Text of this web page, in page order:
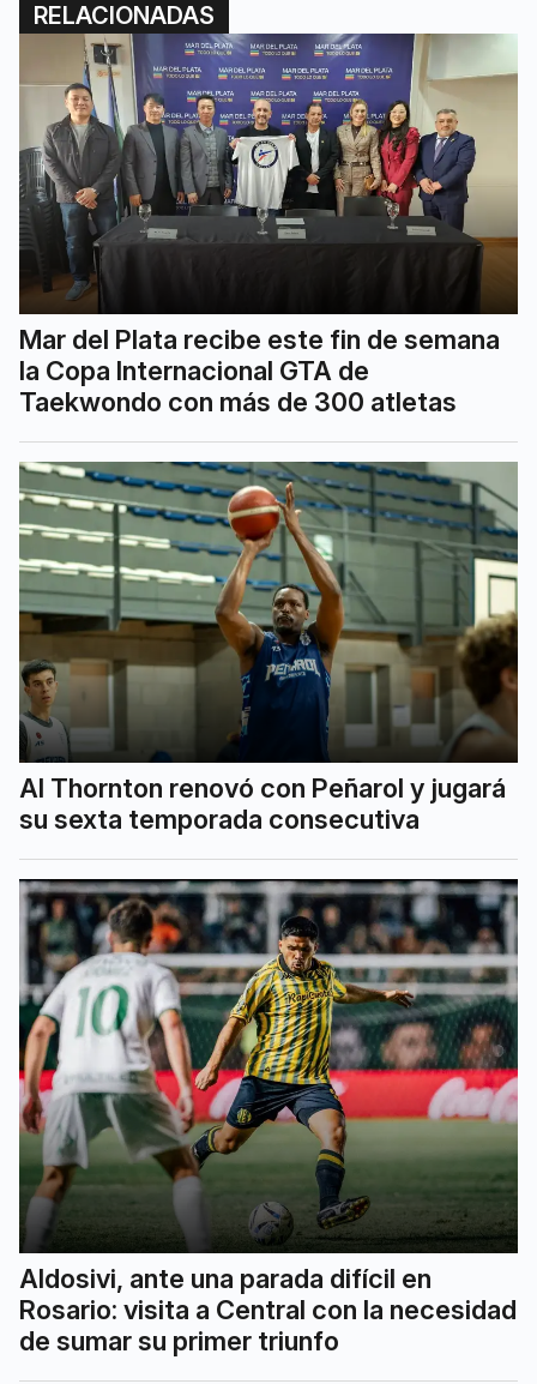
RELACIONADAS
Mar del Plata recibe este fin de semana
la Copa Internacional GTA de
Taekwondo con más de 300 atletas
Al Thornton renovó con Peñarol y jugará
su sexta temporada consecutiva
Aldosivi, ante una parada difícil en
Rosario: visita a Central con la necesidad
de sumar su primer triunfo